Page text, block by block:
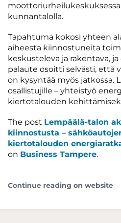
moottoriurheilukeskuksessa
kunnantalolla.
Tapahtuma kokosi yhteen
aiheesta kiinnostuneita
keskusteleva ja rakentava,
palaute osoitti selvästi, että
on kysyntää myös jatkossa.
osallistujille – yhteistyö
kiertotalouden
The post Lempäälä-talon
kiinnostusta –
kiertotalouden
on Business Tampere.
Continue reading on website